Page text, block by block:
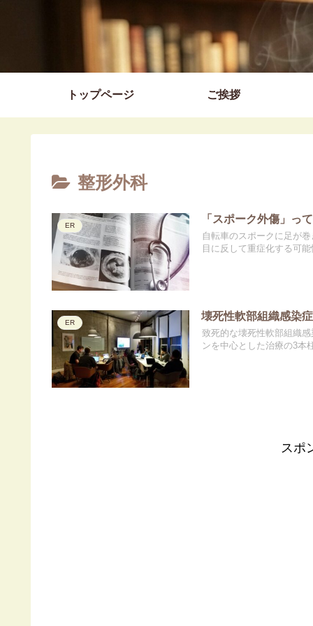
トップページ ご挨拶
整形外科
ER
「スポーク外傷」っ
自転車のスポークに足が
目に反して重症化する可
ER
壊死性軟部組織感染
致死的な壊死性軟部組織
ンを中心とした治療の3本
スポ